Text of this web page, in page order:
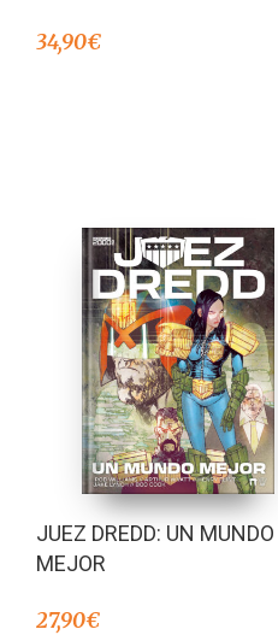
34,90€
JUEZ DREDD: UN MUNDO
MEJOR
27,90€